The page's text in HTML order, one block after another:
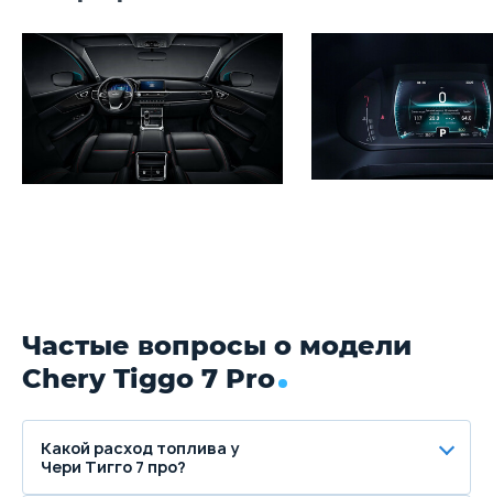
Частые вопросы о модели
Chery Tiggo 7 Pro
Какой расход топлива у
Чери Тигго 7 про?